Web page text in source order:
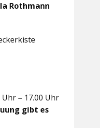
Rothmann
– 17.00 Uhr
gibt es